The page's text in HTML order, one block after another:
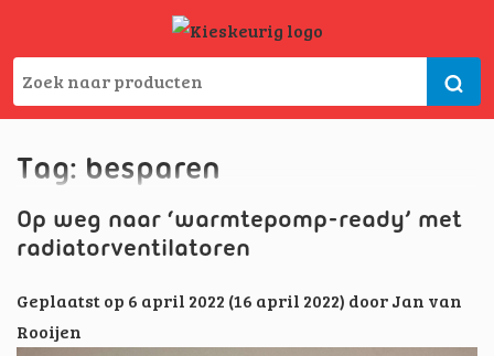
Tag: besparen
Op weg naar ‘warmtepomp-ready’ met
radiatorventilatoren
Geplaatst op 6 april 2022 (16 april 2022) doorJan van
Rooijen